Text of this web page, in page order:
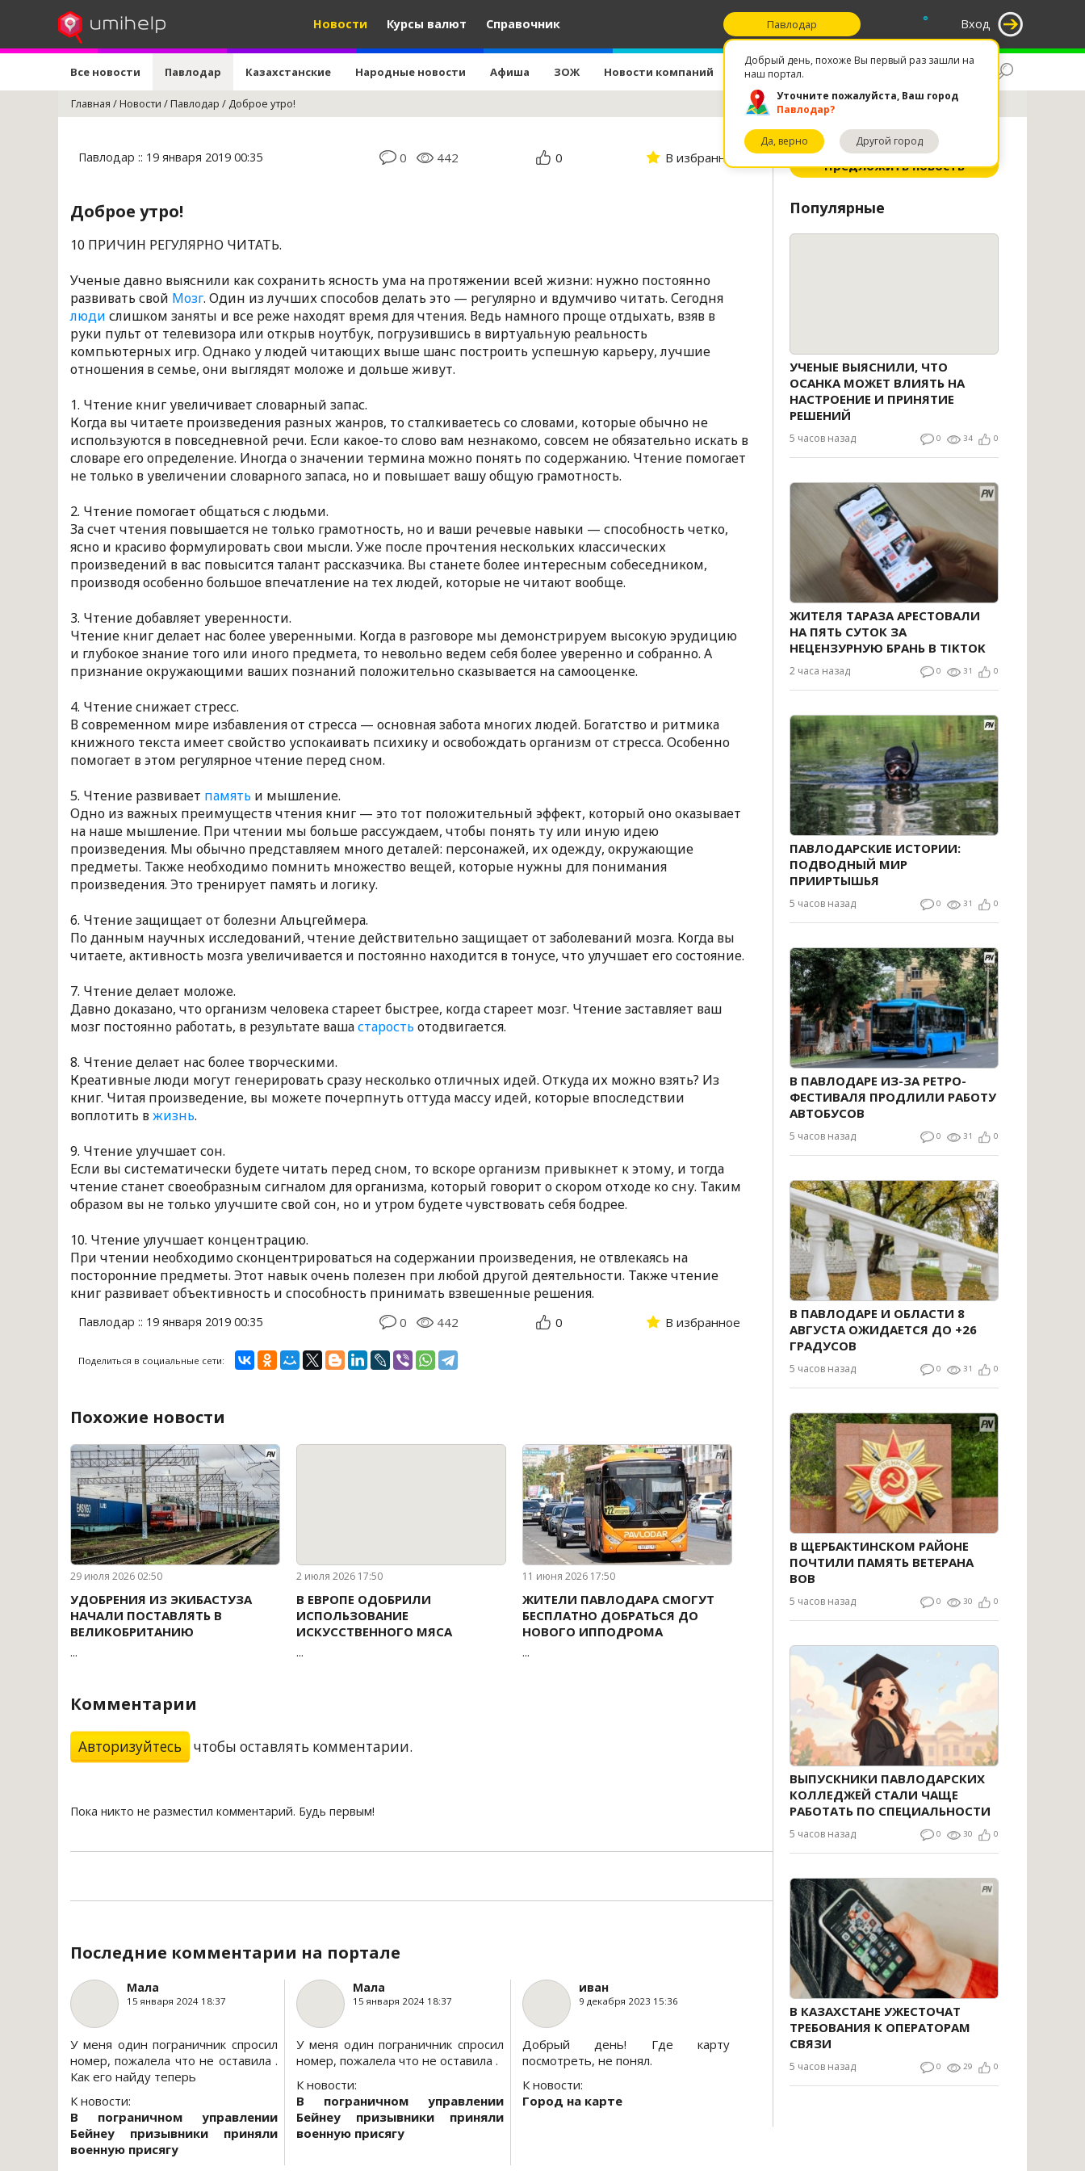
Новости Курсы валют Справочник Вход
°
Павлодар
Добрый день, похоже Вы первый раз зашли на
наш портал.
Уточните пожалуйста, Ваш город
Павлодар?
Да, верно Другой город
Все новости Павлодар Казахстанские Народные новости Афиша ЗОЖ Новости компаний Избранное
Главная /Новости /Павлодар / Доброе утро!
Предложить новость
Популярные
УЧЕНЫЕ ВЫЯСНИЛИ, ЧТО
ОСАНКА МОЖЕТ ВЛИЯТЬ НА
НАСТРОЕНИЕ И ПРИНЯТИЕ
РЕШЕНИЙ
5 часов назад 0 34 0
ЖИТЕЛЯ ТАРАЗА АРЕСТОВАЛИ
НА ПЯТЬ СУТОК ЗА
НЕЦЕНЗУРНУЮ БРАНЬ В TIKTOK
2 часа назад 0 31 0
ПАВЛОДАРСКИЕ ИСТОРИИ:
ПОДВОДНЫЙ МИР
ПРИИРТЫШЬЯ
5 часов назад 0 31 0
В ПАВЛОДАРЕ ИЗ-ЗА РЕТРО-
ФЕСТИВАЛЯ ПРОДЛИЛИ РАБОТУ
АВТОБУСОВ
5 часов назад 0 31 0
В ПАВЛОДАРЕ И ОБЛАСТИ 8
АВГУСТА ОЖИДАЕТСЯ ДО +26
ГРАДУСОВ
5 часов назад 0 31 0
В ЩЕРБАКТИНСКОМ РАЙОНЕ
ПОЧТИЛИ ПАМЯТЬ ВЕТЕРАНА
ВОВ
5 часов назад 0 30 0
ВЫПУСКНИКИ ПАВЛОДАРСКИХ
КОЛЛЕДЖЕЙ СТАЛИ ЧАЩЕ
РАБОТАТЬ ПО СПЕЦИАЛЬНОСТИ
5 часов назад 0 30 0
В КАЗАХСТАНЕ УЖЕСТОЧАТ
ТРЕБОВАНИЯ К ОПЕРАТОРАМ
СВЯЗИ
5 часов назад 0 29 0
Павлодар :: 19 января 2019 00:35 0 442 0 В избранное
Доброе утро!
10 ПРИЧИН РЕГУЛЯРНО ЧИТАТЬ.
Ученые давно выяснили как сохранить ясность ума на протяжении всей жизни: нужно постоянно
развивать свой Мозг. Один из лучших способов делать это — регулярно и вдумчиво читать. Сегодня
люди слишком заняты и все реже находят время для чтения. Ведь намного проще отдыхать, взяв в
руки пульт от телевизора или открыв ноутбук, погрузившись в виртуальную реальность
компьютерных игр. Однако у людей читающих выше шанс построить успешную карьеру, лучшие
отношения в семье, они выглядят моложе и дольше живут.
1. Чтение книг увеличивает словарный запас.
Когда вы читаете произведения разных жанров, то сталкиваетесь со словами, которые обычно не
используются в повседневной речи. Если какое-то слово вам незнакомо, совсем не обязательно искать в
словаре его определение. Иногда о значении термина можно понять по содержанию. Чтение помогает
не только в увеличении словарного запаса, но и повышает вашу общую грамотность.
2. Чтение помогает общаться с людьми.
За счет чтения повышается не только грамотность, но и ваши речевые навыки — способность четко,
ясно и красиво формулировать свои мысли. Уже после прочтения нескольких классических
произведений в вас повысится талант рассказчика. Вы станете более интересным собеседником,
производя особенно большое впечатление на тех людей, которые не читают вообще.
3. Чтение добавляет уверенности.
Чтение книг делает нас более уверенными. Когда в разговоре мы демонстрируем высокую эрудицию
и глубокое знание того или иного предмета, то невольно ведем себя более уверенно и собранно. А
признание окружающими ваших познаний положительно сказывается на самооценке.
4. Чтение снижает стресс.
В современном мире избавления от стресса — основная забота многих людей. Богатство и ритмика
книжного текста имеет свойство успокаивать психику и освобождать организм от стресса. Особенно
помогает в этом регулярное чтение перед сном.
5. Чтение развивает память и мышление.
Одно из важных преимуществ чтения книг — это тот положительный эффект, который оно оказывает
на наше мышление. При чтении мы больше рассуждаем, чтобы понять ту или иную идею
произведения. Мы обычно представляем много деталей: персонажей, их одежду, окружающие
предметы. Также необходимо помнить множество вещей, которые нужны для понимания
произведения. Это тренирует память и логику.
6. Чтение защищает от болезни Альцгеймера.
По данным научных исследований, чтение действительно защищает от заболеваний мозга. Когда вы
читаете, активность мозга увеличивается и постоянно находится в тонусе, что улучшает его состояние.
7. Чтение делает моложе.
Давно доказано, что организм человека стареет быстрее, когда стареет мозг. Чтение заставляет ваш
мозг постоянно работать, в результате вашастарость отодвигается.
8. Чтение делает нас более творческими.
Креативные люди могут генерировать сразу несколько отличных идей. Откуда их можно взять? Из
книг. Читая произведение, вы можете почерпнуть оттуда массу идей, которые впоследствии
воплотить вжизнь.
9. Чтение улучшает сон.
Если вы систематически будете читать перед сном, то вскоре организм привыкнет к этому, и тогда
чтение станет своеобразным сигналом для организма, который говорит о скором отходе ко сну. Таким
образом вы не только улучшите свой сон, но и утром будете чувствовать себя бодрее.
10. Чтение улучшает концентрацию.
При чтении необходимо сконцентрироваться на содержании произведения, не отвлекаясь на
посторонние предметы. Этот навык очень полезен при любой другой деятельности. Также чтение
книг развивает объективность и способность принимать взвешенные решения.
Павлодар :: 19 января 2019 00:35 0 442 0 В избранное
Поделиться в социальные сети:
Похожие новости
29 июля 2026 02:50
УДОБРЕНИЯ ИЗ ЭКИБАСТУЗА
НАЧАЛИ ПОСТАВЛЯТЬ В
ВЕЛИКОБРИТАНИЮ
...
2 июля 2026 17:50
В ЕВРОПЕ ОДОБРИЛИ
ИСПОЛЬЗОВАНИЕ
ИСКУССТВЕННОГО МЯСА
...
11 июня 2026 17:50
ЖИТЕЛИ ПАВЛОДАРА СМОГУТ
БЕСПЛАТНО ДОБРАТЬСЯ ДО
НОВОГО ИППОДРОМА
...
Комментарии
Авторизуйтесь чтобы оставлять комментарии.
Пока никто не разместил комментарий. Будь первым!
Последние комментарии на портале
Мала
15 января 2024 18:37
У меня один пограничник спросил
номер, пожалела что не оставила .
Как его найду теперь
К новости:
В пограничном управлении
Бейнеу призывники приняли
военную присягу
Мала
15 января 2024 18:37
У меня один пограничник спросил
номер, пожалела что не оставила .
К новости:
В пограничном управлении
Бейнеу призывники приняли
военную присягу
иван
9 декабря 2023 15:36
Добрый день! Где карту
посмотреть, не понял.
К новости:
Город на карте